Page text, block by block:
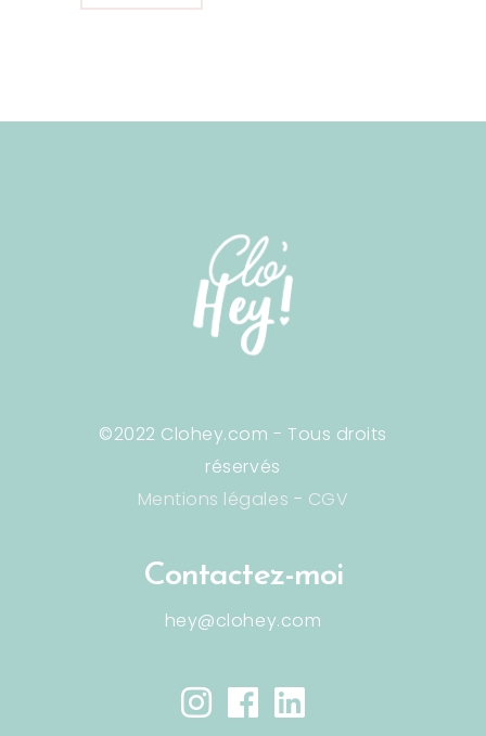
©2022 Clohey.com - Tous droits
réservés
Mentions légales - CGV
Contactez-moi
hey@clohey.com